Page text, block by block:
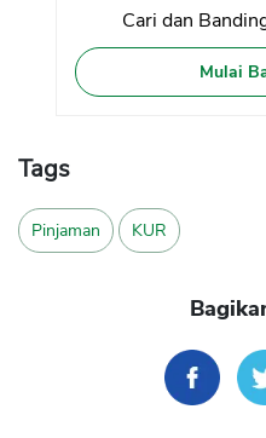
Cari dan
Mulai
Tags
Pinjaman KUR